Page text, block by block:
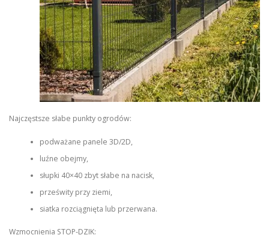
Najczęstsze słabe punkty ogrodów:
podważane panele 3D/2D,
luźne obejmy,
słupki 40×40 zbyt słabe na nacisk,
prześwity przy ziemi,
siatka rozciągnięta lub przerwana.
Wzmocnienia STOP‑DZIK: